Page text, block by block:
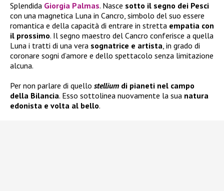
Splendida Giorgia Palmas. Nasce sotto il segno dei Pesci
con una magnetica Luna in Cancro, simbolo del suo essere
romantica e della capacità di entrare in stretta empatia con
il prossimo. Il segno maestro del Cancro conferisce a quella
Luna i tratti di una vera sognatrice e artista, in grado di
coronare sogni d’amore e dello spettacolo senza limitazione
alcuna.
Per non parlare di quello stellium di pianeti nel campo
della Bilancia. Esso sottolinea nuovamente la sua natura
edonista e volta al bello.